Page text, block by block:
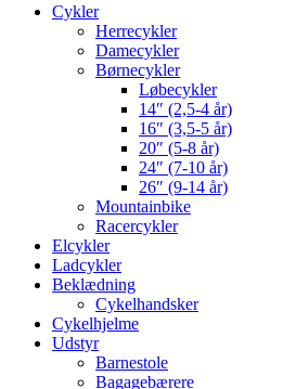
Cykler
Herrecykler
Damecykler
Børnecykler
Løbecykler
14″ (2,5-4 år)
16″ (3,5-5 år)
20″ (5-8 år)
24″ (7-10 år)
26″ (9-14 år)
Mountainbike
Racercykler
Elcykler
Ladcykler
Beklædning
Cykelhandsker
Cykelhjelme
Udstyr
Barnestole
Bagagebærere